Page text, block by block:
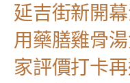
延吉街新開
用藥膳雞骨
家評價打卡